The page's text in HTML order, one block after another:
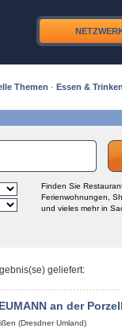
Themen · Essen &
Finden Sie
Ferienwohnungen,
und vieles mehr in
geliefert:
an der
(Dresdner Umland)